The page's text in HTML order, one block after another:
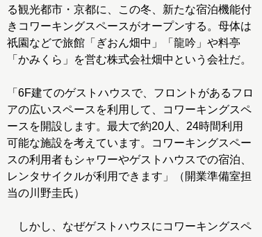
る観光都市・京都に、この冬、新たな宿泊機能付
きコワーキングスペースがオープンする。母体は
祇園などで旅館「ぎおん畑中」「龍吟」や料亭
「かみくら」を営む株式会社畑中という会社だ。
「6F建てのゲストハウスで、フロントがあるフロ
アの広いスペースを利用して、コワーキングスペ
ースを開設します。最大で約20人、24時間利用
可能な施設を考えています。コワーキングスペー
スの利用者もシャワーやゲストハウスでの宿泊、
レンタサイクルが利用できます」（開業準備室担
当の川野圭氏）
しかし、なぜゲストハウスにコワーキングスペ